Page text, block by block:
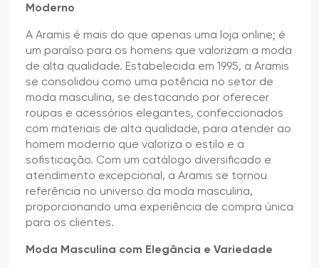
Moderno
A Aramis é mais do que apenas uma loja online; é
um paraíso para os homens que valorizam a moda
de alta qualidade. Estabelecida em 1995, a Aramis
se consolidou como uma potência no setor de
moda masculina, se destacando por oferecer
roupas e acessórios elegantes, confeccionados
com materiais de alta qualidade, para atender ao
homem moderno que valoriza o estilo e a
sofisticação. Com um catálogo diversificado e
atendimento excepcional, a Aramis se tornou
referência no universo da moda masculina,
proporcionando uma experiência de compra única
para os clientes.
Moda Masculina com Elegância e Variedade